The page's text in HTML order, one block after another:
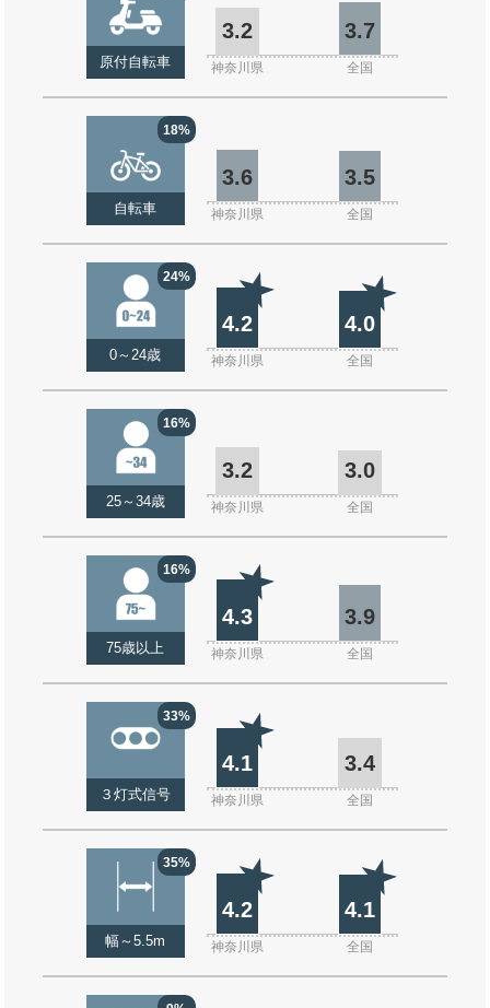
原付自転車
3.2 3.7
神奈川県 全国
18%
自転車
3.6 3.5
神奈川県 全国
24%
0～24歳
4.2 4.0
神奈川県 全国
16%
25～34歳
3.2 3.0
神奈川県 全国
16%
75歳以上
4.3 3.9
神奈川県 全国
33%
３灯式信号
4.1 3.4
神奈川県 全国
35%
幅～5.5m
4.2 4.1
神奈川県 全国